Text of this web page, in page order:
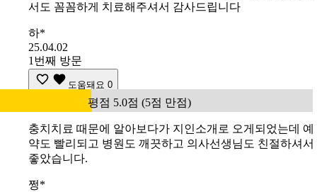
서도 꼼꼼하게 치료해주셔서 감사드립니다
하*
25.04.02
1번째 방문
도움돼요 0
평점 5.0점 (5점 만점)
충치치료 때문에 알아보다가 지인소개로 오게되었는데 예
약도 빨리되고 병원도 깨끗하고 의사선생님도 친절하셔서
좋았습니다.
쩡*